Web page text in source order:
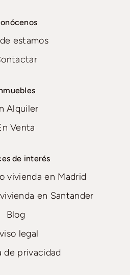
estamos
Alquiler
Venta
de interés
vivienda en Madrid
en Santander
Blog
legal
de privacidad